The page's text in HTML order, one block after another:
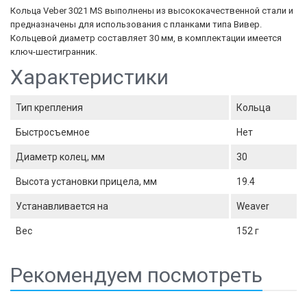
Кольца Veber 3021 MS выполнены из высококачественной стали и
предназначены для использования с планками типа Вивер.
Кольцевой диаметр составляет 30 мм, в комплектации имеется
ключ-шестигранник.
Характеристики
Тип крепления Кольца
Быстросъемное Нет
Диаметр колец, мм 30
Высота установки прицела, мм 19.4
Устанавливается на Weaver
Вес 152 г
Рекомендуем посмотреть